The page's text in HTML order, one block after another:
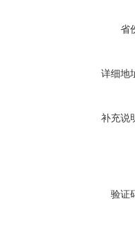
省
详细地
补充说
验证